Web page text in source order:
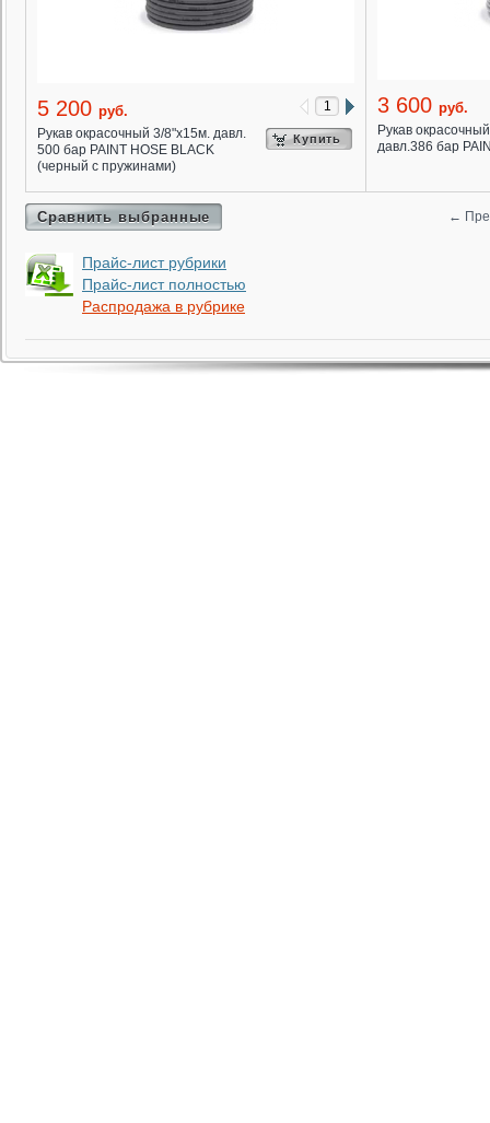
5 200 руб.
Купить
Рукав окрасочный 3/8"х15м. давл.
500 бар PAINT HOSE BLACK
(черный с пружинами)
3 600 руб.
Рукав
давл.386 бар
Сравнить выбранные ←
Прайс-лист рубрики
Прайс-лист полностью
Распродажа в рубрике